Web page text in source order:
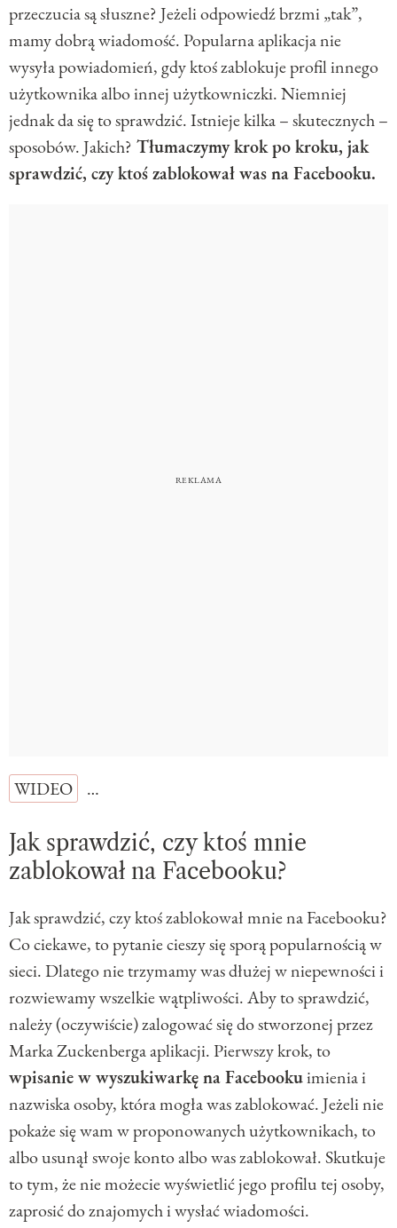
przeczucia są słuszne? Jeżeli odpowiedź brzmi „tak”,
mamy dobrą wiadomość. Popularna aplikacja nie
wysyła powiadomień, gdy ktoś zablokuje profil innego
użytkownika albo innej użytkowniczki. Niemniej
jednak da się to sprawdzić. Istnieje kilka – skutecznych –
sposobów. Jakich? Tłumaczymy krok po kroku, jak
sprawdzić, czy ktoś zablokował was na Facebooku.
WIDEO …
Jak sprawdzić, czy ktoś mnie
zablokował na Facebooku?
Jak sprawdzić, czy ktoś zablokował mnie na Facebooku?
Co ciekawe, to pytanie cieszy się sporą popularnością w
sieci. Dlatego nie trzymamy was dłużej w niepewności i
rozwiewamy wszelkie wątpliwości. Aby to sprawdzić,
należy (oczywiście) zalogować się do stworzonej przez
Marka Zuckenberga aplikacji. Pierwszy krok, to
wpisanie w wyszukiwarkę na Facebookuimienia i
nazwiska osoby, która mogła was zablokować. Jeżeli nie
pokaże się wam w proponowanych użytkownikach, to
albo usunął swoje konto albo was zablokował. Skutkuje
to tym, że nie możecie wyświetlić jego profilu tej osoby,
zaprosić do znajomych i wysłać wiadomości.